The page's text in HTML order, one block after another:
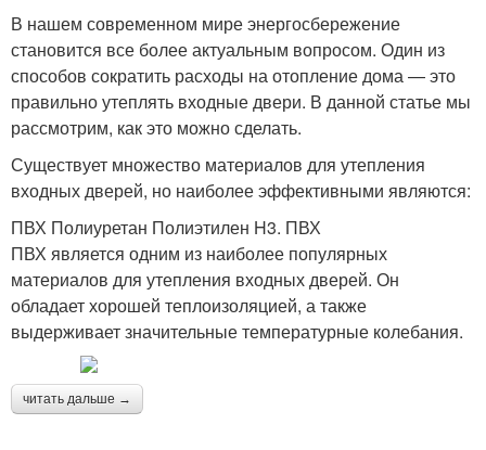
В нашем современном мире энергосбережение
становится все более актуальным вопросом. Один из
способов сократить расходы на отопление дома — это
правильно утеплять входные двери. В данной статье мы
рассмотрим, как это можно сделать.
Существует множество материалов для утепления
входных дверей, но наиболее эффективными являются:
ПВХ Полиуретан Полиэтилен H3. ПВХ
ПВХ является одним из наиболее популярных
материалов для утепления входных дверей. Он
обладает хорошей теплоизоляцией, а также
выдерживает значительные температурные колебания.
читать дальше →